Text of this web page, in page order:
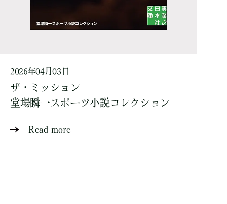
2026年04月03日
ザ・ミッション
堂場瞬一スポーツ小説コレクション
Read more